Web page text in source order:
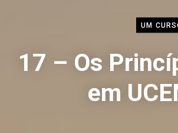
UM
17 – Os
em